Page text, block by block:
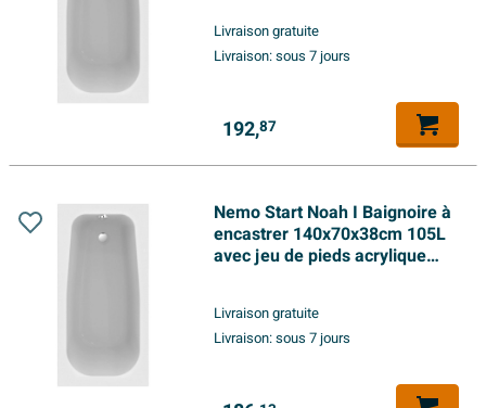
Livraison gratuite
Livraison:sous 7 jours
192,87
Nemo Start Noah I Baignoire à
encastrer 140x70x38cm 105L
avec jeu de pieds acrylique
Livraison gratuite
Livraison:sous 7 jours